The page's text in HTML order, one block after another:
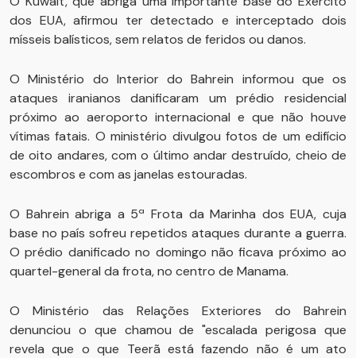
dos EUA, afirmou ter detectado e interceptado dois
mísseis balísticos, sem relatos de feridos ou danos.
O Ministério do Interior do Bahrein informou que os
ataques iranianos danificaram um prédio residencial
próximo ao aeroporto internacional e que não houve
vítimas fatais. O ministério divulgou fotos de um edifício
de oito andares, com o último andar destruído, cheio de
escombros e com as janelas estouradas.
O Bahrein abriga a 5ª Frota da Marinha dos EUA, cuja
base no país sofreu repetidos ataques durante a guerra.
O prédio danificado no domingo não ficava próximo ao
quartel-general da frota, no centro de Manama.
O Ministério das Relações Exteriores do Bahrein
denunciou o que chamou de "escalada perigosa que
revela que o que Teerã está fazendo não é um ato